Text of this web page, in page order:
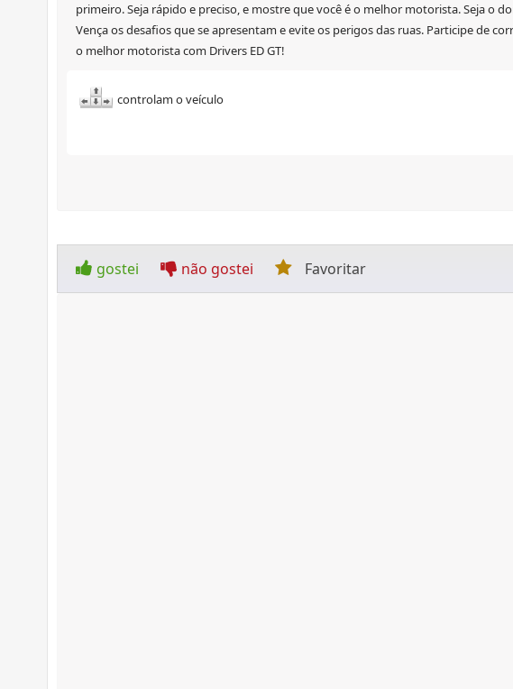
primeiro. Seja rápido e preciso, e mostre que você é o melhor motorista. Seja o
Vença os desafios que se apresentam e evite os perigos das ruas. Participe de
o melhor motorista com Drivers ED GT!
controlam o veículo
gostei não gostei Favoritar